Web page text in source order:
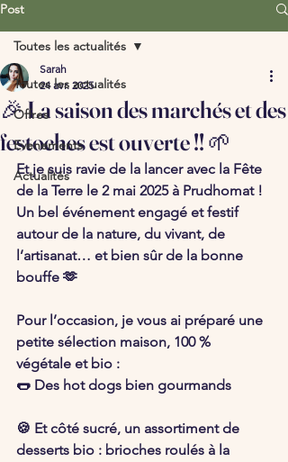
Post
Toutes les actualités
Offres
Evenements
Actualités
Toutes les actualités
🎉 La saison des marchés et des
festoches est ouverte !! 🌱
Sarah
24 avr. 2025
Et je suis ravie de la lancer avec la Fête
de la Terre le 2 mai 2025 à Prudhomat !
Un bel événement engagé et festif
autour de la nature, du vivant, de
l’artisanat… et bien sûr de la bonne
bouffe 🫶
Pour l’occasion, je vous ai préparé une
petite sélection maison, 100 %
végétale et bio :
🌭 Des hot dogs bien gourmands
🍪 Et côté sucré, un assortiment de
desserts bio : brioches roulés à la